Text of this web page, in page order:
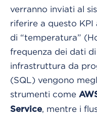
verranno inviati al
riferire a questo
di “temperatura”
frequenza dei dati
infrastruttura da
(SQL) vengono
strumenti come
Service, mentre i